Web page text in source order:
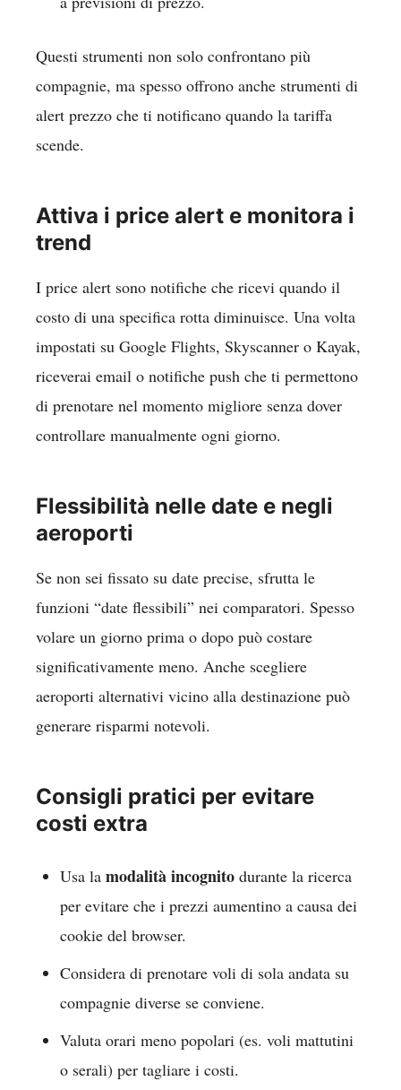
Questi strumenti non solo confrontano più
compagnie, ma spesso offrono anche strumenti di
alert prezzo che ti notificano quando la tariffa
scende.
Attiva i price alert e monitora i
trend
I price alert sono notifiche che ricevi quando il
costo di una specifica rotta diminuisce. Una volta
impostati su Google Flights, Skyscanner o Kayak,
riceverai email o notifiche push che ti permettono
di prenotare nel momento migliore senza dover
controllare manualmente ogni giorno.
Flessibilità nelle date e negli
aeroporti
Se non sei fissato su date precise, sfrutta le
funzioni “date flessibili” nei comparatori. Spesso
volare un giorno prima o dopo può costare
significativamente meno. Anche scegliere
aeroporti alternativi vicino alla destinazione può
generare risparmi notevoli.
Consigli pratici per evitare
costi extra
Usa la modalità incognito durante la ricerca
per evitare che i prezzi aumentino a causa dei
cookie del browser.
Considera di prenotare voli di sola andata su
compagnie diverse se conviene.
Valuta orari meno popolari (es. voli mattutini
o serali) per tagliare i costi.